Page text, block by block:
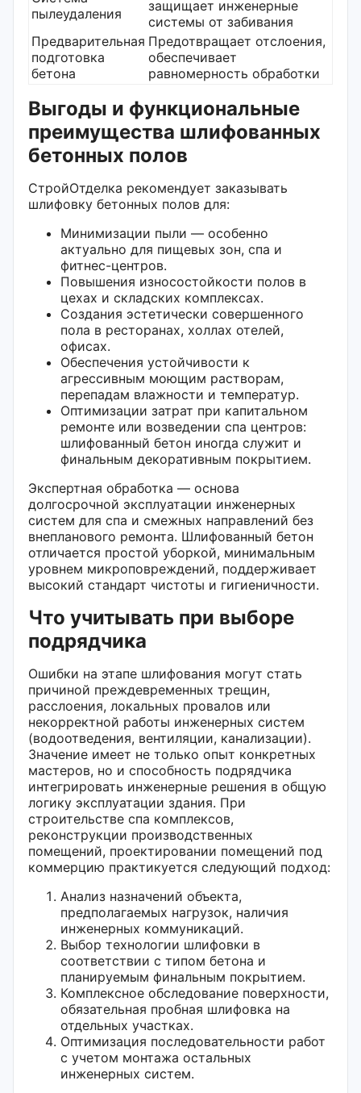
пылеудаления
защищает инженерные
системы от забивания
Предварительная
подготовка
бетона
Предотвращает отслоения,
обеспечивает
равномерность обработки
Выгоды и функциональные
преимущества шлифованных
бетонных полов
СтройОтделка рекомендует заказывать
шлифовку бетонных полов для:
Минимизации пыли — особенно
актуально для пищевых зон, спа и
фитнес-центров.
Повышения износостойкости полов в
цехах и складских комплексах.
Создания эстетически совершенного
пола в ресторанах, холлах отелей,
офисах.
Обеспечения устойчивости к
агрессивным моющим растворам,
перепадам влажности и температур.
Оптимизации затрат при капитальном
ремонте или возведении спа центров:
шлифованный бетон иногда служит и
финальным декоративным покрытием.
Экспертная обработка — основа
долгосрочной эксплуатации инженерных
систем для спа и смежных направлений без
внепланового ремонта. Шлифованный бетон
отличается простой уборкой, минимальным
уровнем микроповреждений, поддерживает
высокий стандарт чистоты и гигиеничности.
Что учитывать при выборе
подрядчика
Ошибки на этапе шлифования могут стать
причиной преждевременных трещин,
расслоения, локальных провалов или
некорректной работы инженерных систем
(водоотведения, вентиляции, канализации).
Значение имеет не только опыт конкретных
мастеров, но и способность подрядчика
интегрировать инженерные решения в общую
логику эксплуатации здания. При
строительстве спа комплексов,
реконструкции производственных
помещений, проектировании помещений под
коммерцию практикуется следующий подход:
Анализ назначений объекта,
предполагаемых нагрузок, наличия
инженерных коммуникаций.
Выбор технологии шлифовки в
соответствии с типом бетона и
планируемым финальным покрытием.
Комплексное обследование поверхности,
обязательная пробная шлифовка на
отдельных участках.
Оптимизация последовательности работ
с учетом монтажа остальных
инженерных систем.